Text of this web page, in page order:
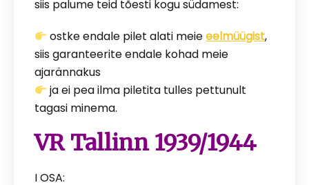
siis palume teid tõesti kogu südamest:
ostke endale pilet alati meieeelmüügist,
siis garanteerite endale kohad meie
ajarännakus
ja ei pea ilma piletita tulles pettunult
tagasi minema.
VR Tallinn 1939/1944
I OSA: